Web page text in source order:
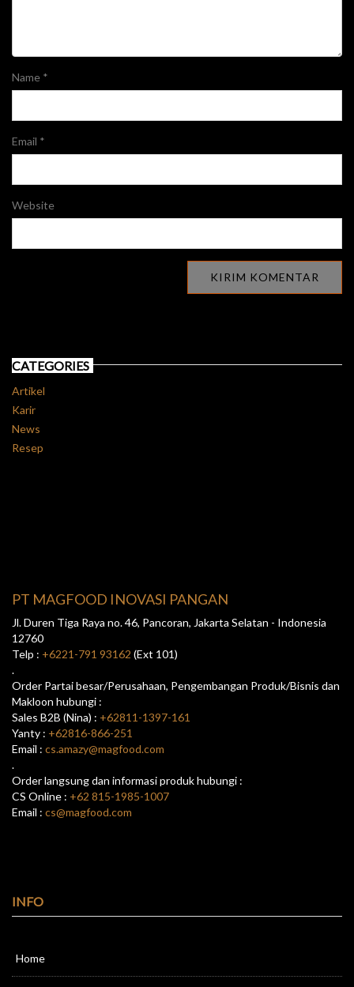
Name *
Email *
Website
CATEGORIES
Artikel
Karir
News
Resep
PT MAGFOOD INOVASI PANGAN
Jl. Duren Tiga Raya no. 46, Pancoran, Jakarta Selatan - Indonesia
12760
Telp : +6221-791 93162 (Ext 101)
.
Order Partai besar/Perusahaan, Pengembangan Produk/Bisnis dan
Makloon hubungi :
Sales B2B (Nina) : +62811-1397-161
Yanty : +62816-866-251
Email : cs.amazy@magfood.com
.
Order langsung dan informasi produk hubungi :
CS Online : +62 815-1985-1007
Email : cs@magfood.com
INFO
Home